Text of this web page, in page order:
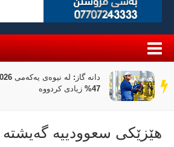
سەر
دێڕ
47% زیادی کردووە
هێزێكی سعوودییه‌